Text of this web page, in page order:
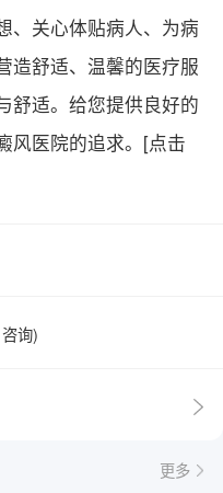
、关心体贴病人、为病
造舒适、温馨的医疗服
舒适。给您提供良好的
医院的追求。 [点击
询)
更多